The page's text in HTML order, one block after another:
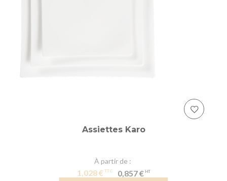
Assiettes Karo
À partir de
1,028 € 0,857 €